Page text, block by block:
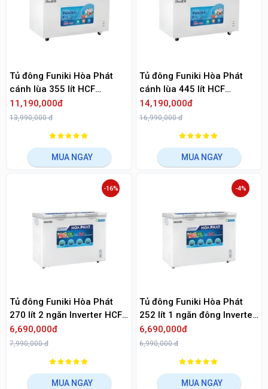
Tủ đông Funiki Hòa Phát
cánh lùa 355 lít HCF
680S1PĐG
11,190,000đ
13,990,000 đ
MUA NGAY
Tủ đông Funiki Hòa Phát
cánh lùa 445 lít HCF
800S1PĐG
14,190,000đ
16,990,000 đ
MUA NGAY
Tủ đông Funiki Hòa Phát
270 lít 2 ngăn Inverter HCFI
656S2Đ2
6,690,000đ
7,990,000 đ
-16%
MUA NGAY
Tủ đông Funiki Hòa Phát
252 lít 1 ngăn đông Inverter
HCFI 516S1Đ1
6,690,000đ
6,990,000 đ
-4%
MUA NGAY